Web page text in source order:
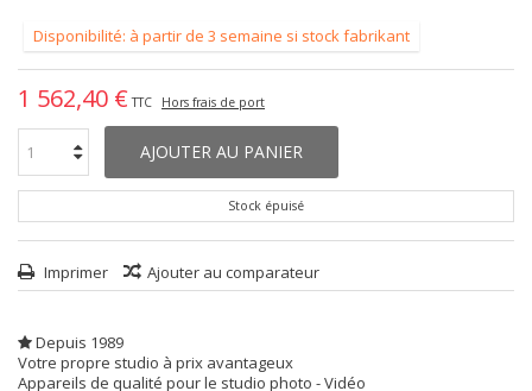
Disponibilité: à partir de 3 semaine si stock fabrikant
1 562,40 € TTC Hors frais de port
AJOUTER AU PANIER
Stock épuisé
Imprimer Ajouter au comparateur
Depuis 1989
Votre propre studio à prix avantageux
Appareils de qualité pour le studio photo - Vidéo